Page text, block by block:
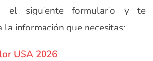
el siguiente formulario y te
la información que necesitas:
USA 2026